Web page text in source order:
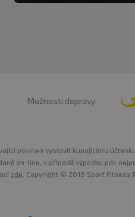
Možnosti dopravy:
povinen vystavit kupujícímu účtenku.
on-line, v případě výpadku pak
zde . Copyright © 2018 Sport Fitness